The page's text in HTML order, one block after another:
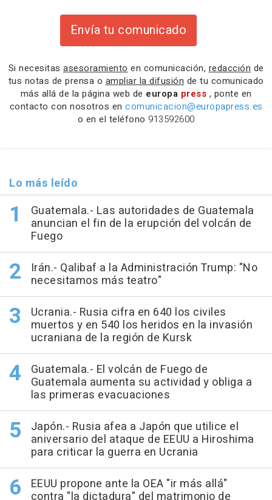
Envía tu comunicado
Si necesitas asesoramiento en comunicación, redacción de
tus notas de prensa o ampliar la difusión de tu comunicado
más allá de la página web de europa press , ponte en
contacto con nosotros en comunicacion@europapress.es
o en el teléfono 913592600
Lo más leído
Guatemala.- Las autoridades de Guatemala
anuncian el fin de la erupción del volcán de
Fuego
Irán.- Qalibaf a la Administración Trump: "No
necesitamos más teatro"
Ucrania.- Rusia cifra en 640 los civiles
muertos y en 540 los heridos en la invasión
ucraniana de la región de Kursk
Guatemala.- El volcán de Fuego de
Guatemala aumenta su actividad y obliga a
las primeras evacuaciones
Japón.- Rusia afea a Japón que utilice el
aniversario del ataque de EEUU a Hiroshima
para criticar la guerra en Ucrania
EEUU propone ante la OEA "ir más allá"
contra "la dictadura" del matrimonio de